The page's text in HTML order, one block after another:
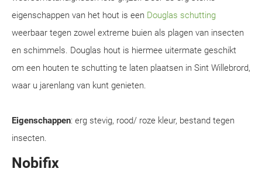
eigenschappen van het hout is een Douglas schutting
weerbaar tegen zowel extreme buien als plagen van insecten
en schimmels. Douglas hout is hiermee uitermate geschikt
om een houten te schutting te laten plaatsen in Sint Willebrord,
waar u jarenlang van kunt genieten.
Eigenschappen: erg stevig, rood/ roze kleur, bestand tegen
insecten.
Nobifix